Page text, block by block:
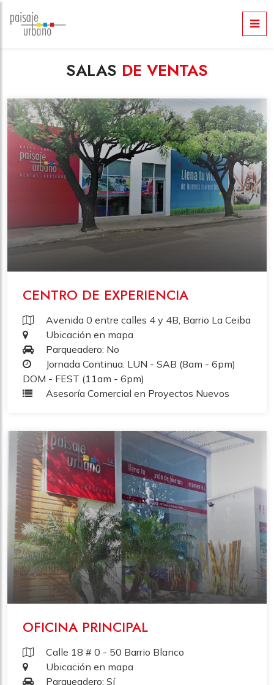
SALAS DE VENTAS
CENTRO DE EXPERIENCIA
Avenida 0 entre calles 4 y 4B, Barrio La Ceiba
Ubicación en mapa
Parqueadero: No
Jornada Continua: LUN - SAB (8am - 6pm)
DOM - FEST (11am - 6pm)
Asesoría Comercial en Proyectos Nuevos
OFICINA PRINCIPAL
Calle 18 # 0 - 50 Barrio Blanco
Ubicación en mapa
Parqueadero: Sí